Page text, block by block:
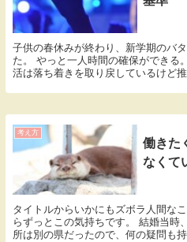
子供の春休みが終わり、新学期のバ
た。 やっと一人時間の確保ができる
活は落ち着きを取り戻しているけど
考え方
働きた
なくて
タイトルからいかにもズボラ人間な
らずっとこの気持ちです。 結婚当時
所は別の県だったので、何の疑問も